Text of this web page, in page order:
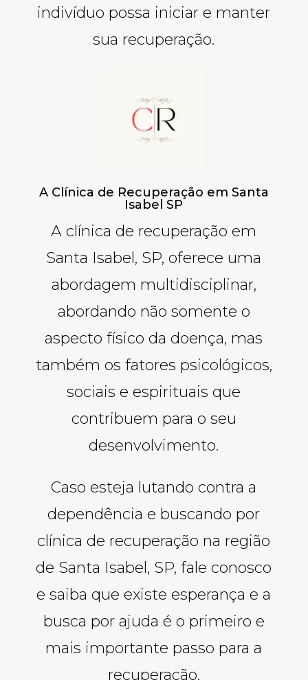
indivíduo possa iniciar e manter
sua recuperação.
A Clínica de Recuperação em Santa
Isabel SP
A clínica de recuperação em
Santa Isabel, SP, oferece uma
abordagem multidisciplinar,
abordando não somente o
aspecto físico da doença, mas
também os fatores psicológicos,
sociais e espirituais que
contribuem para o seu
desenvolvimento.
Caso esteja lutando contra a
dependência e buscando por
clínica de recuperação na região
de Santa Isabel, SP, fale conosco
e saiba que existe esperança e a
busca por ajuda é o primeiro e
mais importante passo para a
recuperação.